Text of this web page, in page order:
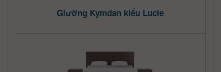
Giường Kymdan kiểu Lucie